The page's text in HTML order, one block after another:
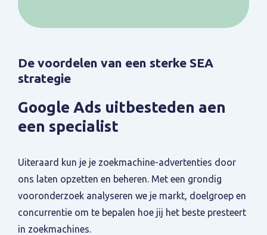
De voordelen van een sterke SEA
strategie
Google Ads uitbesteden aen
een specialist
Uiteraard kun je je zoekmachine-advertenties door
ons laten opzetten en beheren. Met een grondig
vooronderzoek analyseren we je markt, doelgroep en
concurrentie om te bepalen hoe jij het beste presteert
in zoekmachines.